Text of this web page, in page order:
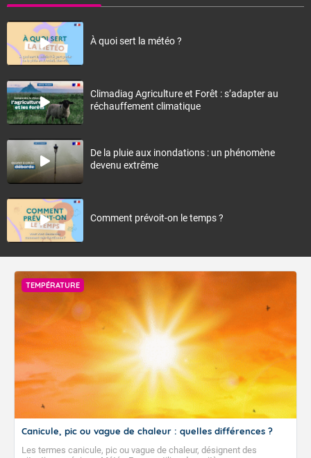
À quoi sert la météo ?
Climadiag Agriculture et Forêt : s’adapter au
réchauffement climatique
De la pluie aux inondations : un phénomène
devenu extrême
Comment prévoit-on le temps ?
TEMPÉRATURE
Canicule, pic ou vague de chaleur : quelles différences ?
Les termes canicule, pic ou vague de chaleur, désignent des